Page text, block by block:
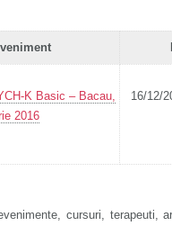
K Basic – Bacau,
2016
16/12/
cursuri, terapeuti,